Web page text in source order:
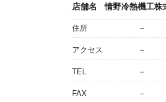
店舗名 情野冷熱機工株
住所 －
アクセス －
TEL －
FAX －